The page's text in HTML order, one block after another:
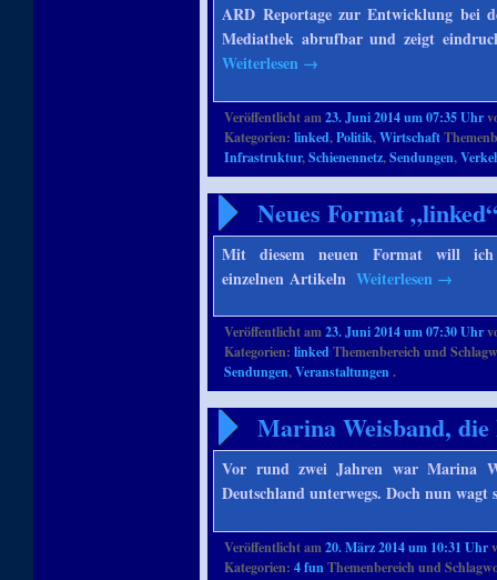
ARD Reportage zur Entwicklung bei
Mediathek abrufbar und zeigt
Weiterlesen →
Veröffentlicht am23. Juni 2014 um 07:35 Uhr
Kategorien:linked,Politik,Wirtschaft
Infrastruktur,Schienennetz,Sendungen,
Neues Format
Mit diesem neuen Format will ich
einzelnen ArtikelnWeiterlesen →
Veröffentlicht am23. Juni 2014 um 07:30 Uhr
Kategorien:linkedThemenbereich und
Sendungen,Veranstaltungen.
Marina Weisband,
Vor rund zwei Jahren war Marina
Deutschland unterwegs. Doch nun
Veröffentlicht am20. März 2014 um 10:31 Uhr
Kategorien:4 funThemenbereich und